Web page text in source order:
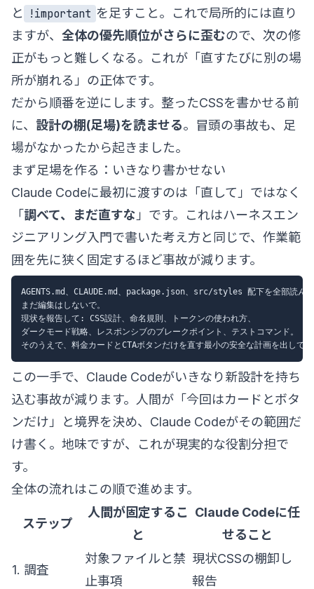
と
!important を足すこと。これで局所的には直り
ますが、 全体の優先順位がさらに歪むので、次の修
正がもっと難しくなる。これが「直すたびに別の場
所が崩れる」の正体です。
だから順番を逆にします。整ったCSSを書かせる前
に、 設計の棚(足場)を読ませる。冒頭の事故も、足
場がなかったから起きました。
まず足場を作る：いきなり書かせない
Claude Codeに最初に渡すのは「直して」ではなく
「 調べて、まだ直すな 」です。これはハーネスエン
ジニアリング入門で書いた考え方と同じで、作業範
囲を先に狭く固定するほど事故が減ります。
AGENTS.md、CLAUDE.md、package.json、src/styles 配下を全部読ん
まだ編集はしないで。
現状を報告して: CSS設計、命名規則、トークンの使われ方、
ダークモード戦略、レスポンシブのブレークポイント、テストコマンド。
この一手で、Claude Codeがいきなり新設計を持ち
込む事故が減ります。人間が「今回はカードとボタ
ンだけ」と境界を決め、Claude Codeがその範囲だ
け書く。地味ですが、これが現実的な役割分担で
す。
全体の流れはこの順で進めます。
ステップ
人間が固定するこ
と
Claude Codeに任
せること
1. 調査
対象ファイルと禁
止事項
現状CSSの棚卸し
報告